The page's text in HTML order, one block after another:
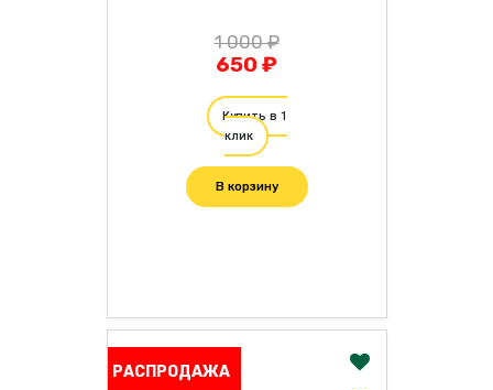
1 000 ₽
650 ₽
Купить в 1
клик
В корзину
РАСПРОДАЖА